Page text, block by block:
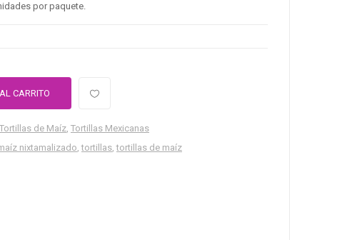
por paquete.
CARRITO
Tortillas de Maíz, Tortillas Mexicanas
nixtamalizado,tortillas,tortillas de maíz